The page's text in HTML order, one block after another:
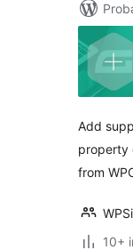
Add
property
from
10+